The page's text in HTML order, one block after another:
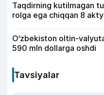
Taqdirning kutilmagan
rolga ega chiqqan 8
O‘zbekiston oltin-
590 mln dollarga oshdi
Tavsiyalar